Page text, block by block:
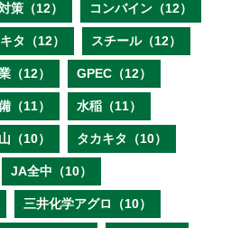
策（12） コンバイン（12）
タ（12） スチール（12）
（12） GPEC（12）
（11） 水稲（11）
（10） タカキタ（10）
JA全中（10）
三井化学アグロ（10）